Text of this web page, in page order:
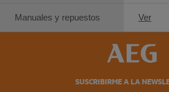
Manuales y repuestos Ver
SUSCRIBIRME A LA